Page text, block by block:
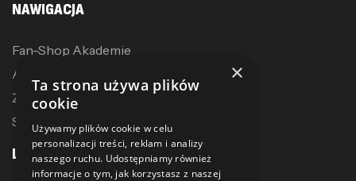
NAWIGACJA
Fan-Shop Akademie
Akcesoria treningowe
Zostań dystrybutorem
Sublimacja
LINKI
×
Ta strona używa plików
cookie
Używamy plików cookie w celu
personalizacji treści, reklam i analizy
naszego ruchu. Udostępniamy również
informacje o tym, jak korzystasz z naszej